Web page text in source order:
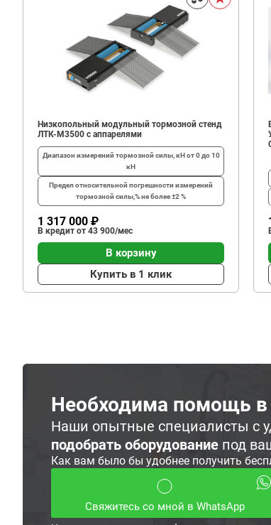
Низкопольный модульный тормозной стенд
ЛТК-М3500 с аппарелями
Диапазон измерений тормозной силы, кНот 0 до 10
кН
Предел относительной погрешности измерений
тормозной силы,%не более ±2 %
1 317 000 ₽
В кредит от 43 900/мес
В корзину
Купить в 1 клик
Необходима помощь в
Наши опытные специалисты с
подобрать оборудование под
Как вам было бы удобнее получить
Свяжитесь со мной в WhatsApp